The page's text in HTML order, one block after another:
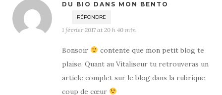
DU BIO DANS MON BENTO
RÉPONDRE
1 février 2017 at 20 h 40 min
Bonsoir
contente que mon petit blog te
plaise. Quant au Vitaliseur tu retrouveras un
article complet sur le blog dans la rubrique
coup de cœur